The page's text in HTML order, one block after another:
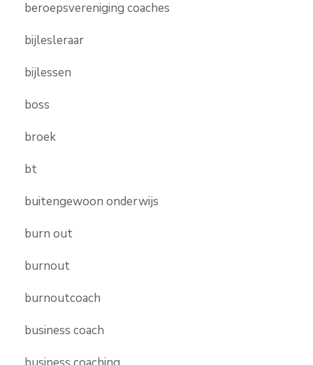
beroepsvereniging coaches
bijlesleraar
bijlessen
boss
broek
bt
buitengewoon onderwijs
burn out
burnout
burnoutcoach
business coach